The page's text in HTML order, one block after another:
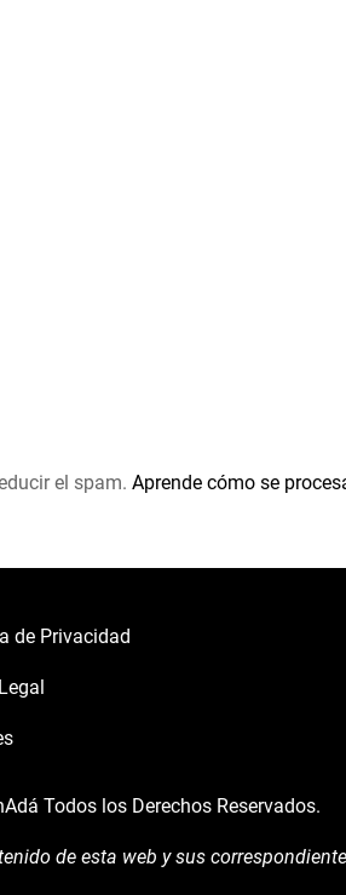
el spam. Aprende cómo se
de Privacidad
Todos los Derechos Reservados.
de esta web y sus